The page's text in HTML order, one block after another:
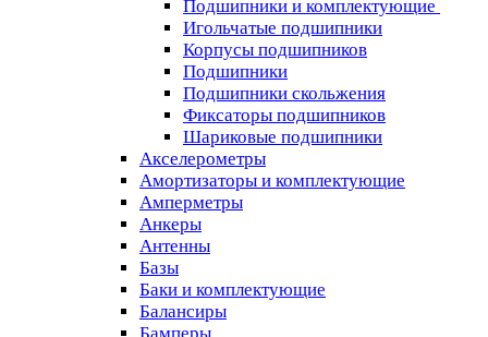
Подшипники и комплектующие
Игольчатые подшипники
Корпусы подшипников
Подшипники
Подшипники скольжения
Фиксаторы подшипников
Шариковые подшипники
Акселерометры
Амортизаторы и комплектующие
Амперметры
Анкеры
Антенны
Базы
Баки и комплектующие
Балансиры